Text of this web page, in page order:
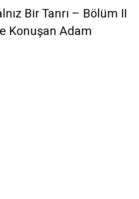
Bir Tanrı – Bölüm II
Konuşan Adam